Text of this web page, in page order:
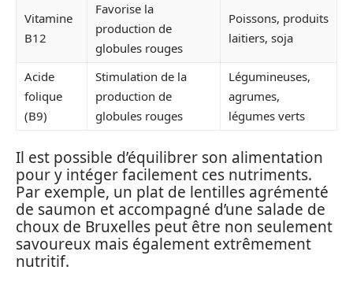
Vitamine
B12
Favorise la
production de
globules rouges
Poissons, produits
laitiers, soja
Acide
folique
(B9)
Stimulation de la
production de
globules rouges
Légumineuses,
agrumes,
légumes verts
Il est possible d’équilibrer son alimentation
pour y intéger facilement ces nutriments.
Par exemple, un plat de lentilles agrémenté
de saumon et accompagné d’une salade de
choux de Bruxelles peut être non seulement
savoureux mais également extrêmement
nutritif.